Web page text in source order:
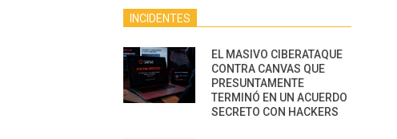
INCIDENTES
EL MASIVO CIBERATAQUE
CONTRA CANVAS QUE
PRESUNTAMENTE
TERMINÓ EN UN ACUERDO
SECRETO CON HACKERS